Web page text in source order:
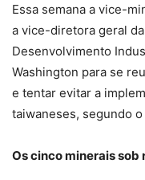
Essa semana a vice-
a vice-diretora geral
Desenvolvimento
Washington para se
e tentar evitar a
taiwaneses, segundo
Os cinco minerais sob